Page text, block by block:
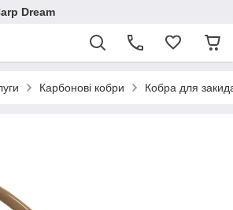
Dream
Карбонові кобри Кобра для